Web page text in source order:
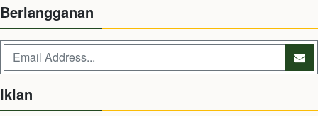
Berlangganan
Iklan